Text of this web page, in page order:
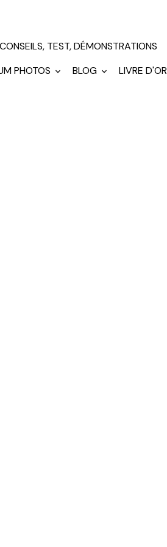
CONSEILS, TEST, DÉMONSTRATIONS
PHOTOS BLOG LIVRE D'OR